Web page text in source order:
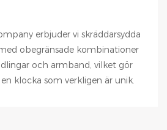
erbjuder vi skräddarsydda
obegränsade kombinationer
och armband, vilket gör
klocka som verkligen är unik.